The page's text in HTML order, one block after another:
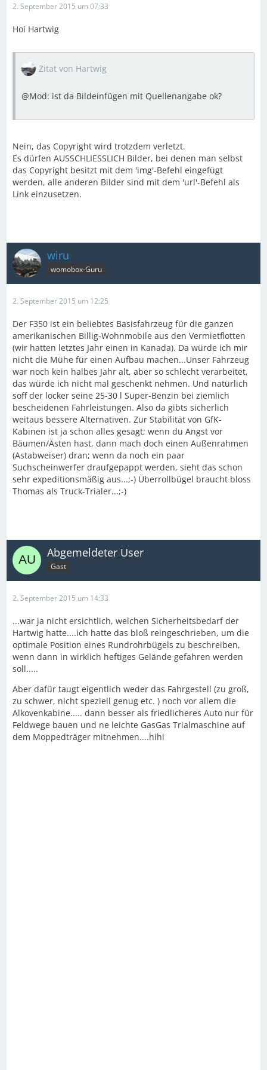
2. September 2015 um 07:33
Hoi Hartwig
Zitat von Hartwig
@Mod: ist da Bildeinfügen mit Quellenangabe ok?
Nein, das Copyright wird trotzdem verletzt.
Es dürfen AUSSCHLIESSLICH Bilder, bei denen man selbst
das Copyright besitzt mit dem 'img'-Befehl eingefügt
werden, alle anderen Bilder sind mit dem 'url'-Befehl als
Link einzusetzen.
wiru
womobox-Guru
2. September 2015 um 12:25
Der F350 ist ein beliebtes Basisfahrzeug für die ganzen
amerikanischen Billig-Wohnmobile aus den Vermietflotten
(wir hatten letztes Jahr einen in Kanada). Da würde ich mir
nicht die Mühe für einen Aufbau machen...Unser Fahrzeug
war noch kein halbes Jahr alt, aber so schlecht verarbeitet,
das würde ich nicht mal geschenkt nehmen. Und natürlich
soff der locker seine 25-30 l Super-Benzin bei ziemlich
bescheidenen Fahrleistungen. Also da gibts sicherlich
weitaus bessere Alternativen. Zur Stabilität von GfK-
Kabinen ist ja schon alles gesagt; wenn du Angst vor
Bäumen/Ästen hast, dann mach doch einen Außenrahmen
(Astabweiser) dran; wenn da noch ein paar
Suchscheinwerfer draufgepappt werden, sieht das schon
sehr expeditionsmäßig aus...;-) Überrollbügel braucht bloss
Thomas als Truck-Trialer...;-)
Abgemeldeter User
Gast
2. September 2015 um 14:33
...war ja nicht ersichtlich, welchen Sicherheitsbedarf der
Hartwig hatte....ich hatte das bloß reingeschrieben, um die
optimale Position eines Rundrohrbügels zu beschreiben,
wenn dann in wirklich heftiges Gelände gefahren werden
soll.....
Aber dafür taugt eigentlich weder das Fahrgestell (zu groß,
zu schwer, nicht speziell genug etc. ) noch vor allem die
Alkovenkabine..... dann besser als friedlicheres Auto nur für
Feldwege bauen und ne leichte GasGas Trialmaschine auf
dem Moppedträger mitnehmen....hihi